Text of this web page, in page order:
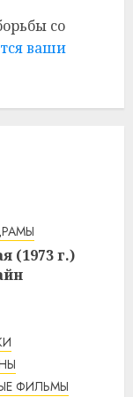
со
ваши
(1973 г.)
ФИЛЬМЫ